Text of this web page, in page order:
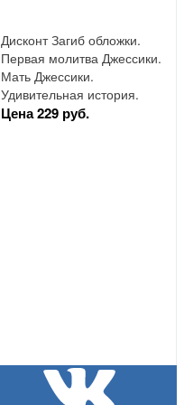
Дисконт Загиб обложки.
Первая молитва Джессики.
Мать Джессики.
Удивительная история.
Цена 229 руб.